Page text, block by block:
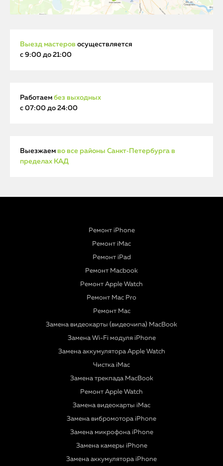
Выезд мастеров осуществляется
с 9:00 до 21:00
Работаем без выходных
с 07:00 до 24:00
Выезжаем во все районы Санкт‑Петербурга в
пределах КАД
Ремонт iPhone
Ремонт iMac
Ремонт iPad
Ремонт Macbook
Ремонт Apple Watch
Ремонт Mac Pro
Ремонт Mac
Замена видеокарты (видеочипа) MacBook
Замена Wi-Fi модуля iPhone
Замена аккумулятора Apple Watch
Чистка iMac
Замена трекпада MacBook
Ремонт Apple Watch
Замена видеокарты iMac
Замена вибромотора iPhone
Замена микрофона iPhone
Замена камеры iPhone
Замена аккумулятора iPhone